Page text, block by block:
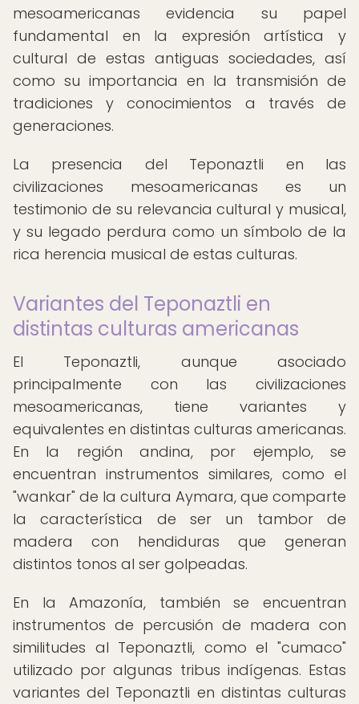
mesoamericanas evidencia su papel
fundamental en la expresión artística y
cultural de estas antiguas sociedades, así
como su importancia en la transmisión de
tradiciones y conocimientos a través de
generaciones.
La presencia del Teponaztli en las
civilizaciones mesoamericanas es un
testimonio de su relevancia cultural y musical,
y su legado perdura como un símbolo de la
rica herencia musical de estas culturas.
Variantes del Teponaztli en
distintas culturas americanas
El Teponaztli, aunque asociado
principalmente con las civilizaciones
mesoamericanas, tiene variantes y
equivalentes en distintas culturas americanas.
En la región andina, por ejemplo, se
encuentran instrumentos similares, como el
"wankar" de la cultura Aymara, que comparte
la característica de ser un tambor de
madera con hendiduras que generan
distintos tonos al ser golpeadas.
En la Amazonía, también se encuentran
instrumentos de percusión de madera con
similitudes al Teponaztli, como el "cumaco"
utilizado por algunas tribus indígenas. Estas
variantes del Teponaztli en distintas culturas